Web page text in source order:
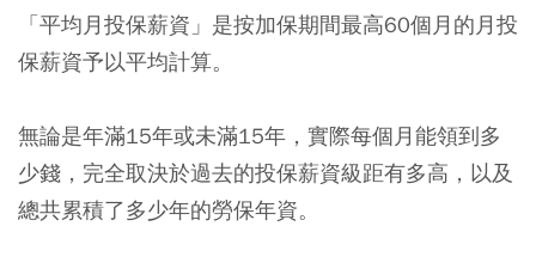
「平均月投保薪資」是按加保期間最高60個月的月投
保薪資予以平均計算。
無論是年滿15年或未滿15年，實際每個月能領到多
少錢，完全取決於過去的投保薪資級距有多高，以及
總共累積了多少年的勞保年資。